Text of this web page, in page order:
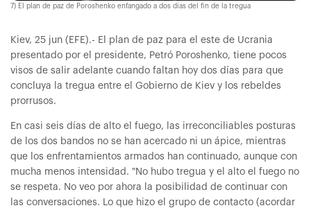
7) El plan de paz de Poroshenko enfangado a dos dias del fin de la tregua
Kiev, 25 jun (EFE).- El plan de paz para el este de Ucrania
presentado por el presidente, Petró Poroshenko, tiene pocos
visos de salir adelante cuando faltan hoy dos días para que
concluya la tregua entre el Gobierno de Kiev y los rebeldes
prorrusos.
En casi seis días de alto el fuego, las irreconciliables posturas
de los dos bandos no se han acercado ni un ápice, mientras
que los enfrentamientos armados han continuado, aunque con
mucha menos intensidad. "No hubo tregua y el alto el fuego no
se respeta. No veo por ahora la posibilidad de continuar con
las conversaciones. Lo que hizo el grupo de contacto (acordar